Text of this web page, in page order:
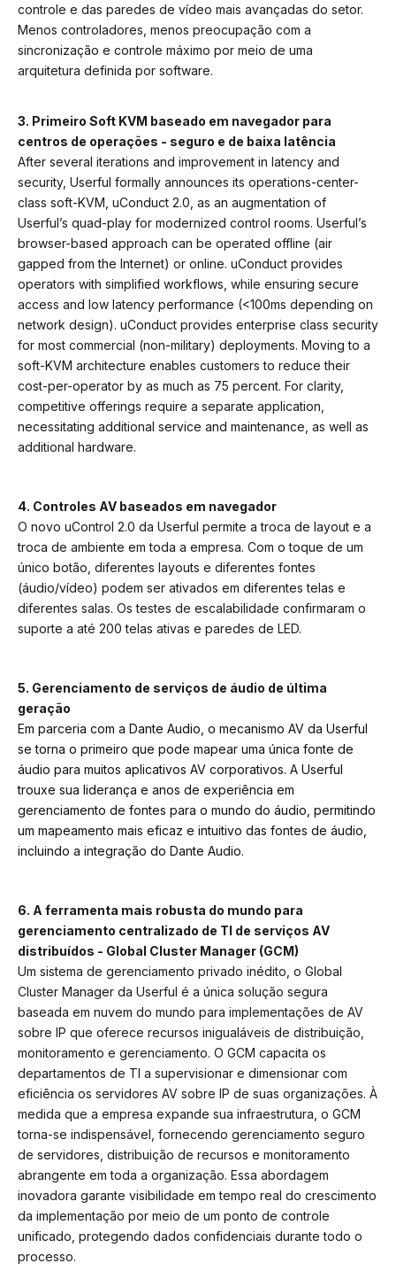
controle e das paredes de vídeo mais avançadas do setor.
Menos controladores, menos preocupação com a
sincronização e controle máximo por meio de uma
arquitetura definida por software.
3. Primeiro Soft KVM baseado em navegador para
centros de operações - seguro e de baixa latência
After several iterations and improvement in latency and
security, Userful formally announces its operations-center-
class soft-KVM, uConduct 2.0, as an augmentation of
Userful’s quad-play for modernized control rooms. Userful’s
browser-based approach can be operated offline (air
gapped from the Internet) or online. uConduct provides
operators with simplified workflows, while ensuring secure
access and low latency performance (<100ms depending on
network design). uConduct provides enterprise class security
for most commercial (non-military) deployments. Moving to a
soft-KVM architecture enables customers to reduce their
cost-per-operator by as much as 75 percent. For clarity,
competitive offerings require a separate application,
necessitating additional service and maintenance, as well as
additional hardware.
4. Controles AV baseados em navegador
O novo uControl 2.0 da Userful permite a troca de layout e a
troca de ambiente em toda a empresa. Com o toque de um
único botão, diferentes layouts e diferentes fontes
(áudio/vídeo) podem ser ativados em diferentes telas e
diferentes salas. Os testes de escalabilidade confirmaram o
suporte a até 200 telas ativas e paredes de LED.
5. Gerenciamento de serviços de áudio de última
geração
Em parceria com a Dante Audio, o mecanismo AV da Userful
se torna o primeiro que pode mapear uma única fonte de
áudio para muitos aplicativos AV corporativos. A Userful
trouxe sua liderança e anos de experiência em
gerenciamento de fontes para o mundo do áudio, permitindo
um mapeamento mais eficaz e intuitivo das fontes de áudio,
incluindo a integração do Dante Audio.
6. A ferramenta mais robusta do mundo para
gerenciamento centralizado de TI de serviços AV
distribuídos - Global Cluster Manager (GCM)
Um sistema de gerenciamento privado inédito, o Global
Cluster Manager da Userful é a única solução segura
baseada em nuvem do mundo para implementações de AV
sobre IP que oferece recursos inigualáveis de distribuição,
monitoramento e gerenciamento. O GCM capacita os
departamentos de TI a supervisionar e dimensionar com
eficiência os servidores AV sobre IP de suas organizações. À
medida que a empresa expande sua infraestrutura, o GCM
torna-se indispensável, fornecendo gerenciamento seguro
de servidores, distribuição de recursos e monitoramento
abrangente em toda a organização. Essa abordagem
inovadora garante visibilidade em tempo real do crescimento
da implementação por meio de um ponto de controle
unificado, protegendo dados confidenciais durante todo o
processo.